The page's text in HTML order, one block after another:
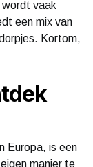
wordt vaak
een mix van
Kortom,
Europa, is een
manier te